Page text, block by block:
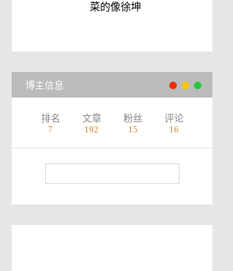
菜的像徐坤
博主信息
排名
7
文章
192
粉丝
15
评论
16